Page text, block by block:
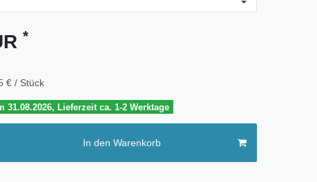
*
€ / Stück
31.08.2026, Lieferzeit ca. 1-2 Werktage
In den Warenkorb